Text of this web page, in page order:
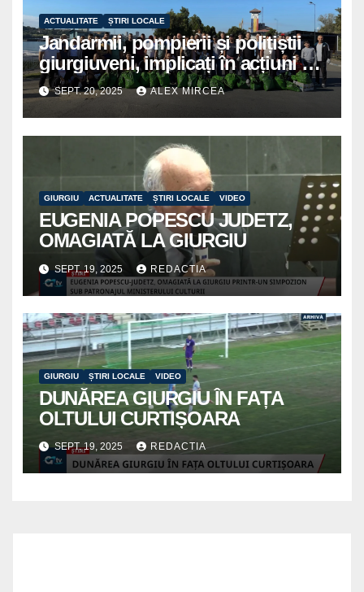
ACTUALITATE ȘTIRI LOCALE
Jandarmii, pompierii și polițiștii
giurgiuveni, implicați în acțiuni de
voluntariat pentru un oraș mai
curat
SEPT. 20, 2025 ALEX MIRCEA
GIURGIU ACTUALITATE ȘTIRI LOCALE VIDEO
EUGENIA POPESCU JUDETZ,
OMAGIATĂ LA GIURGIU
SEPT. 19, 2025 REDACTIA
GIURGIU ȘTIRI LOCALE VIDEO
DUNĂREA GIURGIU ÎN FAȚA
OLTULUI CURTIȘOARA
SEPT. 19, 2025 REDACTIA